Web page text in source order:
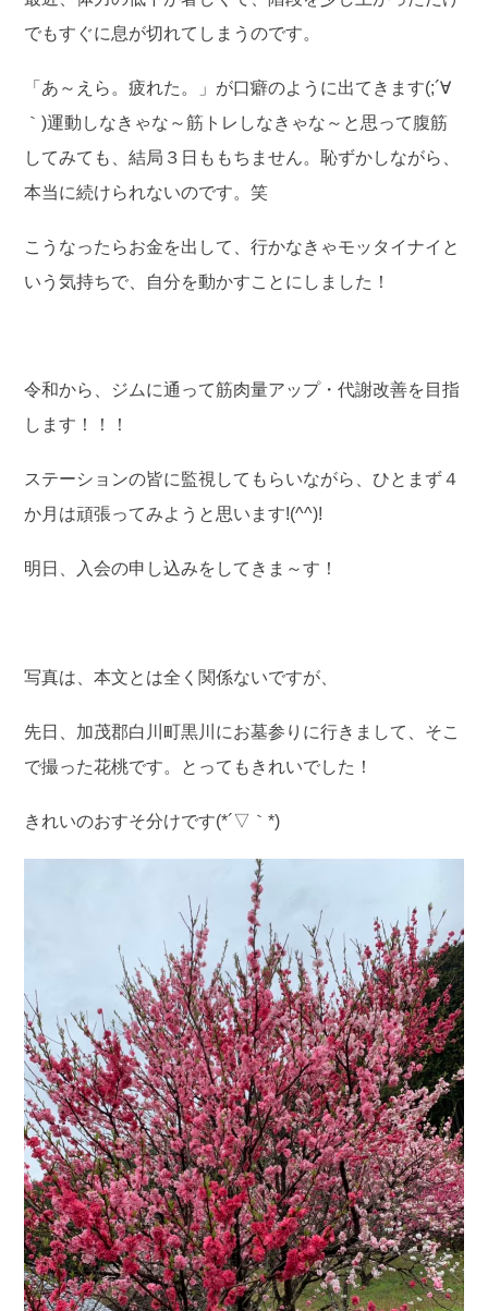
でもすぐに息が切れてしまうのです。
「あ～えら。疲れた。」が口癖のように出てきます(;´∀
｀)運動しなきゃな～筋トレしなきゃな～と思って腹筋
してみても、結局３日ももちません。恥ずかしながら、
本当に続けられないのです。笑
こうなったらお金を出して、行かなきゃモッタイナイと
いう気持ちで、自分を動かすことにしました！
令和から、ジムに通って筋肉量アップ・代謝改善を目指
します！！！
ステーションの皆に監視してもらいながら、ひとまず４
か月は頑張ってみようと思います!(^^)!
明日、入会の申し込みをしてきま～す！
写真は、本文とは全く関係ないですが、
先日、加茂郡白川町黒川にお墓参りに行きまして、そこ
で撮った花桃です。とってもきれいでした！
きれいのおすそ分けです(*´▽｀*)